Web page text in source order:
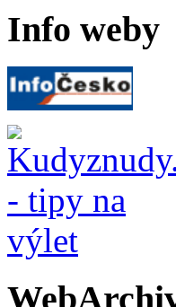
Info weby